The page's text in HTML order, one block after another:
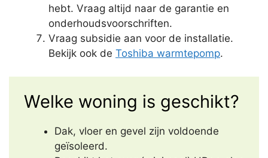
hebt. Vraag altijd naar de garantie en
onderhoudsvoorschriften.
Vraag subsidie aan voor de installatie.
Bekijk ook de Toshiba warmtepomp.
Welke woning is geschikt?
Dak, vloer en gevel zijn voldoende
geïsoleerd.